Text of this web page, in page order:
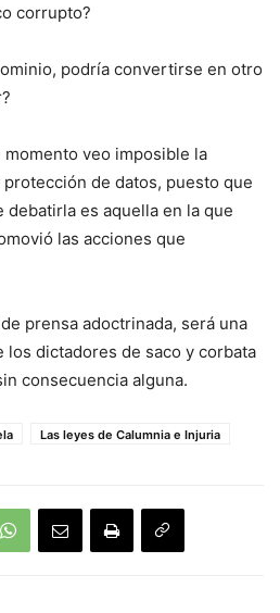
corrupto?
podría convertirse en otro
veo imposible la
de datos, puesto que
debatirla es aquella en la que
las acciones que
prensa adoctrinada, será una
los dictadores de saco y corbata
consecuencia alguna.
Las leyes de Calumnia e Injuria